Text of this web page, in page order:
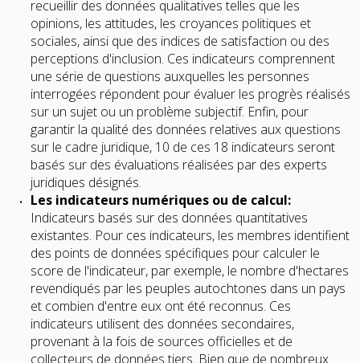
recueillir des données qualitatives telles que les
opinions, les attitudes, les croyances politiques et
sociales, ainsi que des indices de satisfaction ou des
perceptions d'inclusion. Ces indicateurs comprennent
une série de questions auxquelles les personnes
interrogées répondent pour évaluer les progrès réalisés
sur un sujet ou un problème subjectif. Enfin, pour
garantir la qualité des données relatives aux questions
sur le cadre juridique, 10 de ces 18 indicateurs seront
basés sur des évaluations réalisées par des experts
juridiques désignés.
Les indicateurs numériques ou de calcul:
Indicateurs basés sur des données quantitatives
existantes. Pour ces indicateurs, les membres identifient
des points de données spécifiques pour calculer le
score de l'indicateur, par exemple, le nombre d'hectares
revendiqués par les peuples autochtones dans un pays
et combien d'entre eux ont été reconnus. Ces
indicateurs utilisent des données secondaires,
provenant à la fois de sources officielles et de
collecteurs de données tiers. Bien que de nombreux